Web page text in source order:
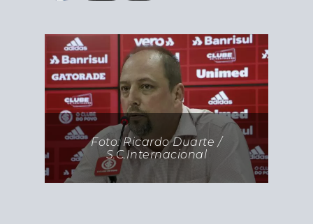
Foto: Ricardo Duarte /
S.C.Internacional